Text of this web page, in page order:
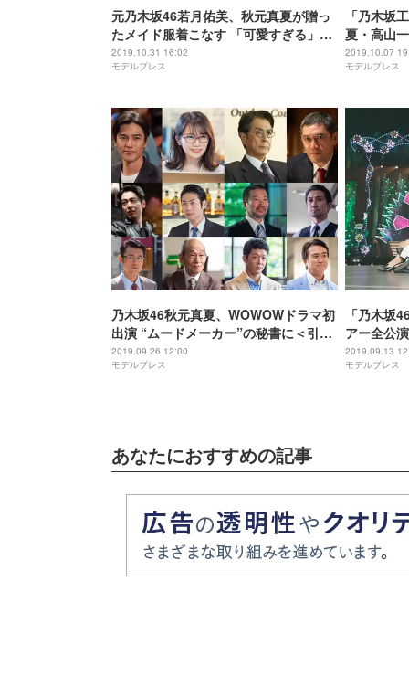
元乃木坂46若月佑美、秋元真夏が贈っ
たメイド服着こなす 「可愛すぎる」
「ドキッとした」とファン歓喜
2019.10.31 16:02
モデルプレス
「乃木坂
夏・高山
回”セレク
2019.10.07
モデルプレス
乃木坂46秋元真夏、WOWOWドラマ初
出演 “ムードメーカー”の秘書に＜引き
抜き屋～ヘッドハンターの流儀～＞
2019.09.26 12:00
モデルプレス
「乃木坂
アー全公
石麻衣＆
2019.09.13
モデルプレス
あなたにおすすめの記事